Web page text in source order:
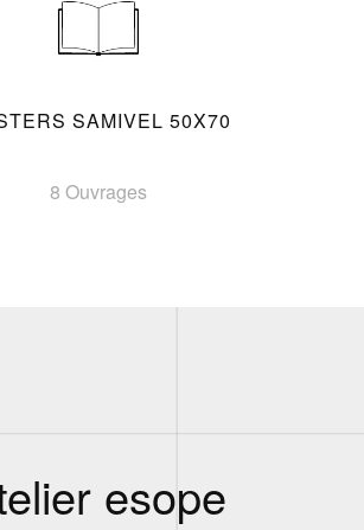
SAMIVEL 50X70
8 Ouvrages
esope